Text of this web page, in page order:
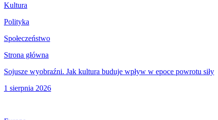
Kultura
Polityka
Społeczeństwo
Strona główna
Sojusze wyobraźni. Jak kultura buduje wpływ w epoce powrotu siły
1 sierpnia 2026